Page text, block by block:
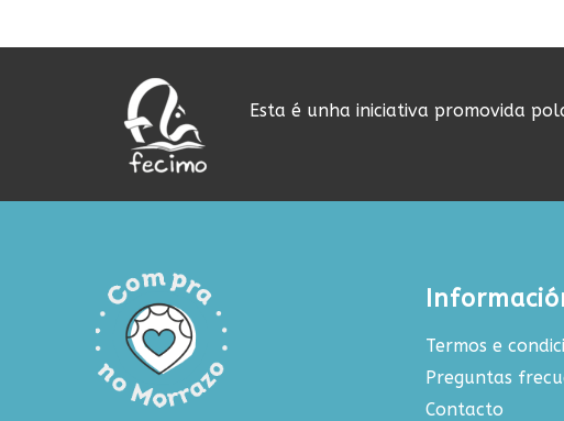
Esta é unha iniciativa promovida
Termos e
Preguntas
Contacto